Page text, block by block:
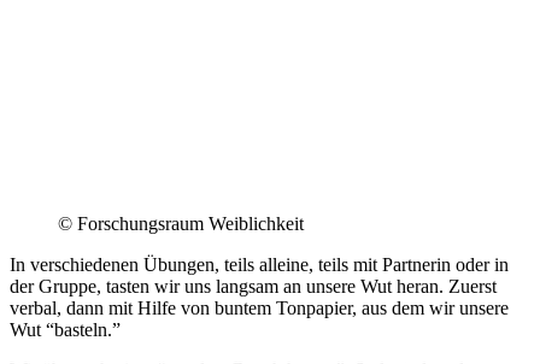
© Forschungsraum Weiblichkeit
In verschiedenen Übungen, teils alleine, teils mit Partnerin oder in
der Gruppe, tasten wir uns langsam an unsere Wut heran. Zuerst
verbal, dann mit Hilfe von buntem Tonpapier, aus dem wir unsere
Wut “basteln.”